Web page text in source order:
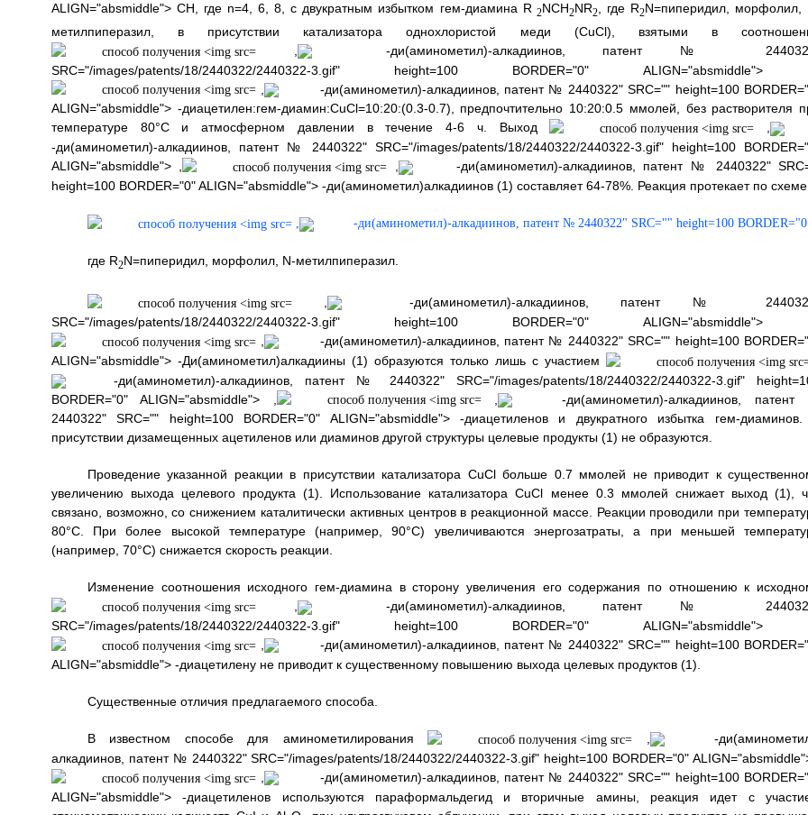
ALIGN="absmiddle"> СН, где n=4, 6, 8, с двукратным избытком гем-диамина R2NCH2NR2, где R2N=пиперидил, морфолил,
метилпиперазил, в присутствии катализатора однохлористой меди (CuCl), взятыми в
,
-ди(аминометил)-алкадиинов, патент №
SRC="/images/patents/18/2440322/2440322-3.gif" height=100 BORDER="0" ALIGN="absmiddle">
,
-ди(аминометил)-алкадиинов, патент № 2440322" SRC="" height=100
ALIGN="absmiddle"> -диацетилен:гем-диамин:CuCl=10:20:(0.3-0.7), предпочтительно 10:20:0.5 ммолей, без растворителя
температуре 80°С и атмосферном давлении в течение 4-6 ч. Выход
,
-ди(аминометил)-алкадиинов, патент № 2440322" SRC="/images/patents/18/2440322/2440322-3.gif" height=100
ALIGN="absmiddle"> ,
,
-ди(аминометил)-алкадиинов, патент № 2440322"
height=100 BORDER="0" ALIGN="absmiddle"> -ди(аминометил)алкадиинов (1) составляет 64-78%. Реакция протекает по схеме
, -ди(аминометил)-алкадиинов, патент № 2440322" SRC="" height=100
где R2N=пиперидил, морфолил, N-метилпиперазил.
,
-ди(аминометил)-алкадиинов, патент №
SRC="/images/patents/18/2440322/2440322-3.gif" height=100 BORDER="0" ALIGN="absmiddle">
,
-ди(аминометил)-алкадиинов, патент № 2440322" SRC="" height=100
ALIGN="absmiddle"> -Ди(аминометил)алкадиины (1) образуются только лишь с участием
-ди(аминометил)-алкадиинов, патент № 2440322" SRC="/images/patents/18/2440322/2440322-3.gif"
BORDER="0" ALIGN="absmiddle"> ,
,
-ди(аминометил)-алкадиинов,
2440322" SRC="" height=100 BORDER="0" ALIGN="absmiddle"> -диацетиленов и двукратного избытка гем-
присутствии дизамещенных ацетиленов или диаминов другой структуры целевые продукты (1) не образуются.
Проведение указанной реакции в присутствии катализатора CuCl больше 0.7 ммолей не приводит к
увеличению выхода целевого продукта (1). Использование катализатора CuCl менее 0.3 ммолей снижает выход (1),
связано, возможно, со снижением каталитически активных центров в реакционной массе. Реакции проводили при
80°С. При более высокой температуре (например, 90°С) увеличиваются энергозатраты, а при меньшей
(например, 70°С) снижается скорость реакции.
Изменение соотношения исходного гем-диамина в сторону увеличения его содержания по отношению к
,
-ди(аминометил)-алкадиинов, патент №
SRC="/images/patents/18/2440322/2440322-3.gif" height=100 BORDER="0" ALIGN="absmiddle">
,
-ди(аминометил)-алкадиинов, патент № 2440322" SRC="" height=100
ALIGN="absmiddle"> -диацетилену не приводит к существенному повышению выхода целевых продуктов (1).
Существенные отличия предлагаемого способа.
В известном способе для аминометилирования
-
алкадиинов, патент № 2440322" SRC="/images/patents/18/2440322/2440322-3.gif" height=100 BORDER="0"
,
-ди(аминометил)-алкадиинов, патент № 2440322" SRC="" height=100
ALIGN="absmiddle"> -диацетиленов используются параформальдегид и вторичные амины, реакция идет с